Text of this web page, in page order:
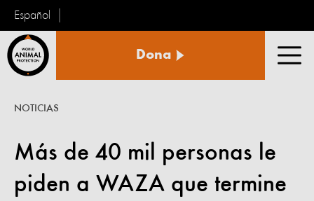
Español
Animal
Dona
Más de 40 mil personas le
piden a WAZA que termine
NOTICIAS